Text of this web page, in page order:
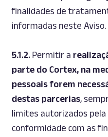
finalidades de
informadas neste Aviso.
5.1.2. Permitir a
parte do Cortex, na
pessoais forem
destas parcerias,
limites autorizados pela
conformidade com as